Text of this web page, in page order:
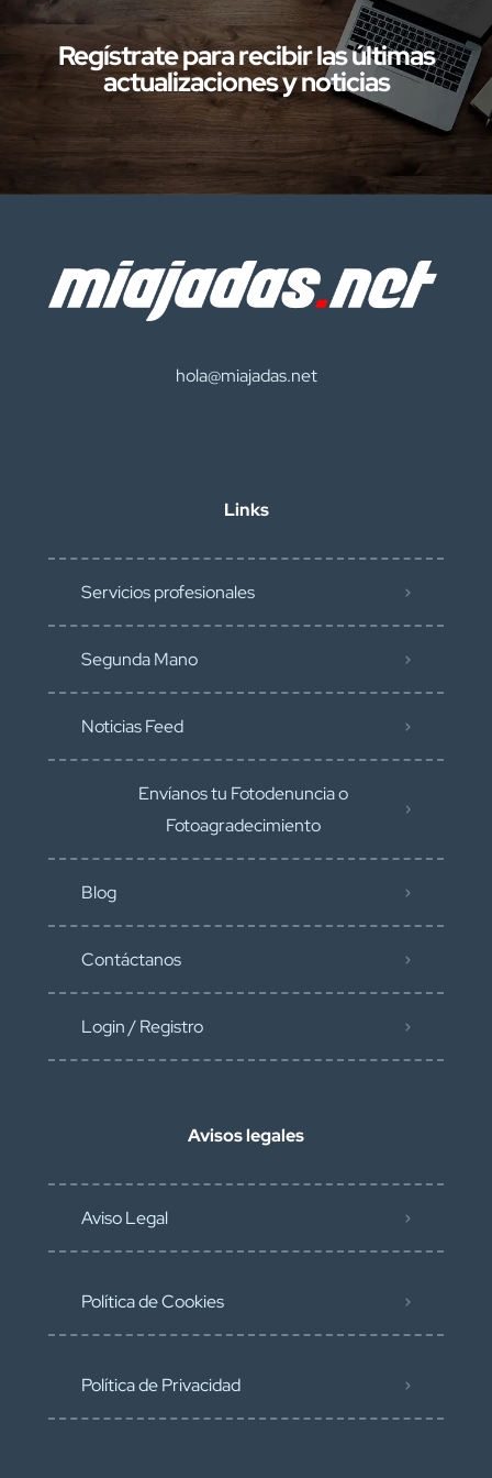
Regístrate para recibir las últimas
actualizaciones y noticias
hola@miajadas.net
Links
Servicios profesionales
Segunda Mano
Noticias Feed
Envíanos tu Fotodenuncia o
Fotoagradecimiento
Blog
Contáctanos
Login / Registro
Avisos legales
Aviso Legal
Política de Cookies
Política de Privacidad